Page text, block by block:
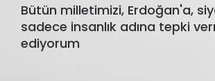
Bütün milletimizi, Erdoğan'a,
sadece insanlık adına tepki
ediyorum